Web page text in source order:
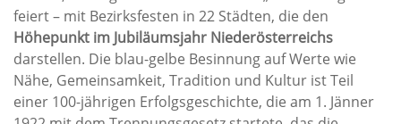
feiert – mit Bezirksfesten in 22 Städten, die den
Höhepunkt im Jubiläumsjahr Niederösterreichs
darstellen. Die blau-gelbe Besinnung auf Werte wie
Nähe, Gemeinsamkeit, Tradition und Kultur ist Teil
einer 100-jährigen Erfolgsgeschichte, die am 1. Jänner